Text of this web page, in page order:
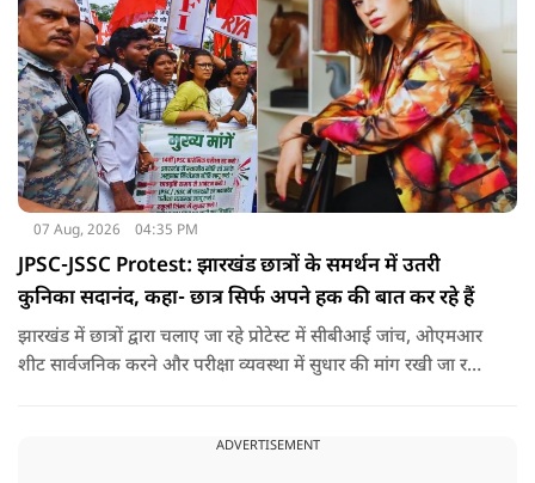
07 Aug, 2026 04:35 PM
JPSC-JSSC Protest: झारखंड छात्रों के समर्थन में उतरी
कुनिका सदानंद, कहा- छात्र सिर्फ अपने हक की बात कर रहे हैं
झारखंड में छात्रों द्वारा चलाए जा रहे प्रोटेस्ट में सीबीआई जांच, ओएमआर
शीट सार्वजनिक करने और परीक्षा व्यवस्था में सुधार की मांग रखी जा रही
ADVERTISEMENT